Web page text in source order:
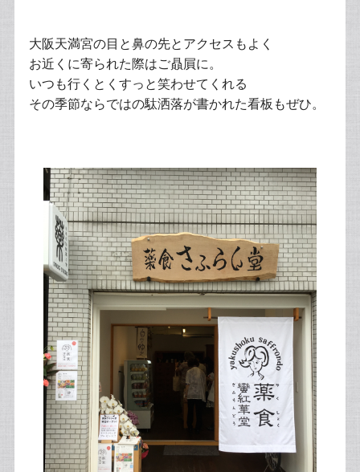
大阪天満宮の目と鼻の先とアクセスもよく
お近くに寄られた際はご贔屓に。
いつも行くとくすっと笑わせてくれる
その季節ならではの駄洒落が書かれた看板もぜひ。